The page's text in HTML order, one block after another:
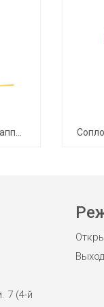
Безвоздушный окрасочный аппарат Wagner ProSpray 3.39 Spraypack для шпатлевок
7 (4-й